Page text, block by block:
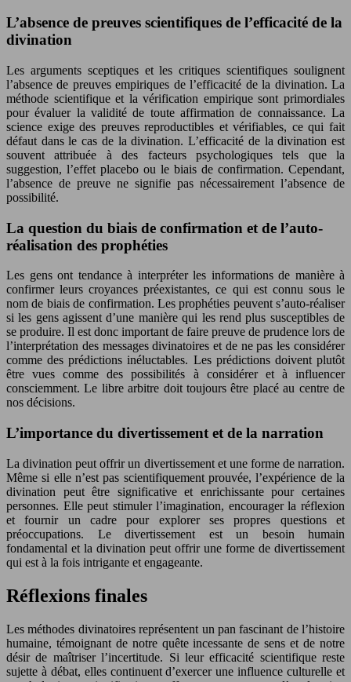
L’absence de preuves scientifiques de l’efficacité de la
divination
Les arguments sceptiques et les critiques scientifiques soulignent
l’absence de preuves empiriques de l’efficacité de la divination. La
méthode scientifique et la vérification empirique sont primordiales
pour évaluer la validité de toute affirmation de connaissance. La
science exige des preuves reproductibles et vérifiables, ce qui fait
défaut dans le cas de la divination. L’efficacité de la divination est
souvent attribuée à des facteurs psychologiques tels que la
suggestion, l’effet placebo ou le biais de confirmation. Cependant,
l’absence de preuve ne signifie pas nécessairement l’absence de
possibilité.
La question du biais de confirmation et de l’auto-
réalisation des prophéties
Les gens ont tendance à interpréter les informations de manière à
confirmer leurs croyances préexistantes, ce qui est connu sous le
nom de biais de confirmation. Les prophéties peuvent s’auto-réaliser
si les gens agissent d’une manière qui les rend plus susceptibles de
se produire. Il est donc important de faire preuve de prudence lors de
l’interprétation des messages divinatoires et de ne pas les considérer
comme des prédictions inéluctables. Les prédictions doivent plutôt
être vues comme des possibilités à considérer et à influencer
consciemment. Le libre arbitre doit toujours être placé au centre de
nos décisions.
L’importance du divertissement et de la narration
La divination peut offrir un divertissement et une forme de narration.
Même si elle n’est pas scientifiquement prouvée, l’expérience de la
divination peut être significative et enrichissante pour certaines
personnes. Elle peut stimuler l’imagination, encourager la réflexion
et fournir un cadre pour explorer ses propres questions et
préoccupations. Le divertissement est un besoin humain
fondamental et la divination peut offrir une forme de divertissement
qui est à la fois intrigante et engageante.
Réflexions finales
Les méthodes divinatoires représentent un pan fascinant de l’histoire
humaine, témoignant de notre quête incessante de sens et de notre
désir de maîtriser l’incertitude. Si leur efficacité scientifique reste
sujette à débat, elles continuent d’exercer une influence culturelle et